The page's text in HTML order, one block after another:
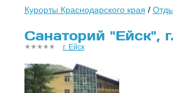
Курорты Краснодарского края /
Санаторий "Ейск",
г. Ейск